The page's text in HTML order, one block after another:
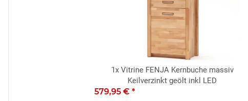
1x Vitrine FENJA Kernbuche massiv
Keilverzinkt geölt inkl LED
579,95 € *